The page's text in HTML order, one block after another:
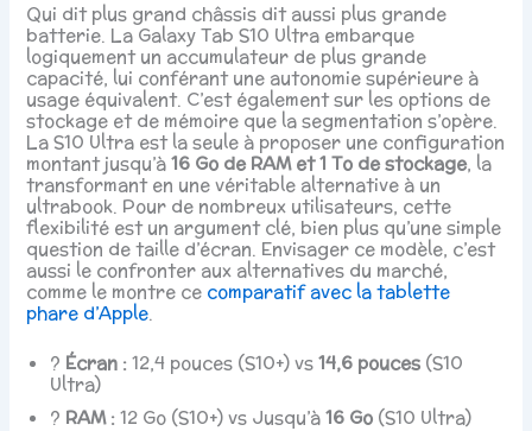
Qui dit plus grand châssis dit aussi plus grande
batterie. La Galaxy Tab S10 Ultra embarque
logiquement un accumulateur de plus grande
capacité, lui conférant une autonomie supérieure à
usage équivalent. C’est également sur les options de
stockage et de mémoire que la segmentation s’opère.
La S10 Ultra est la seule à proposer une configuration
montant jusqu’à16 Go de RAM et 1 To de stockage, la
transformant en une véritable alternative à un
ultrabook. Pour de nombreux utilisateurs, cette
flexibilité est un argument clé, bien plus qu’une simple
question de taille d’écran. Envisager ce modèle, c’est
aussi le confronter aux alternatives du marché,
comme le montre ce comparatif avec la tablette
phare d’Apple.
?️ Écran :12,4 pouces (S10+) vs14,6 pouces (S10
Ultra)
? RAM :12 Go (S10+) vs Jusqu’à16 Go (S10 Ultra)